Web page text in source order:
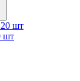
шт